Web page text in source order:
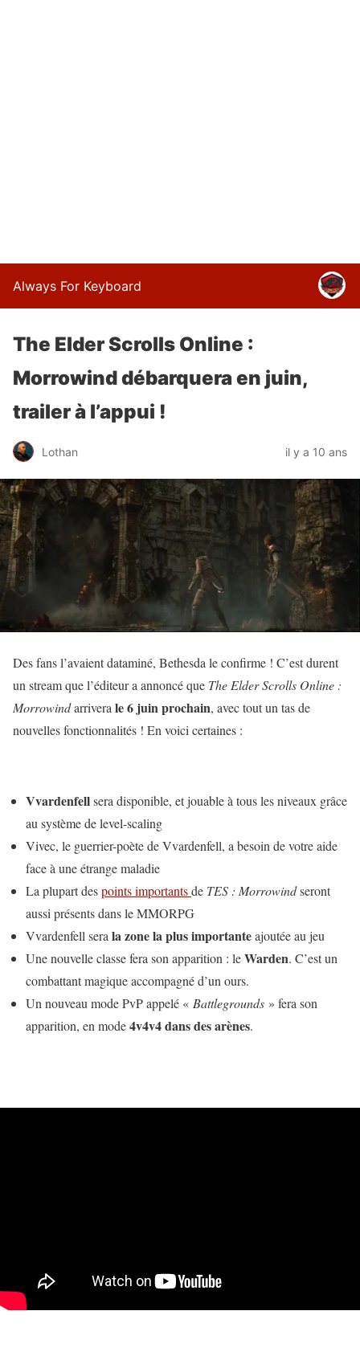
Always For Keyboard
The Elder Scrolls Online :
Morrowind débarquera en juin,
trailer à l’appui !
Lothan il y a 10 ans
Des fans l’avaient dataminé, Bethesda le confirme ! C’est durent
un stream que l’éditeur a annoncé que The Elder Scrolls Online :
Morrowindarrivera le 6 juin prochain, avec tout un tas de
nouvelles fonctionnalités ! En voici certaines :
Vvardenfellsera disponible, et jouable à tous les niveaux grâce
au système de level-scaling
Vivec, le guerrier-poète de Vvardenfell, a besoin de votre aide
face à une étrange maladie
La plupart despoints importantsde TES : Morrowindseront
aussi présents dans le MMORPG
Vvardenfell sera la zone la plus importanteajoutée au jeu
Une nouvelle classe fera son apparition : leWarden. C’est un
combattant magique accompagné d’un ours.
Un nouveau mode PvP appelé « Battlegrounds » fera son
apparition, en mode4v4v4 dans des arènes.